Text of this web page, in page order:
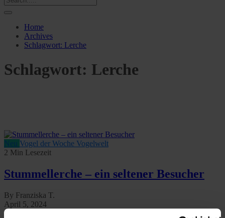
Home
Archives
Schlagwort: Lerche
Schlagwort: Lerche
Vogel der Woche Vogelwelt
2 Min Lesezeit
Stummellerche – ein seltener Besucher
By Franziska T.
April 5, 2024
Jetzt lesen